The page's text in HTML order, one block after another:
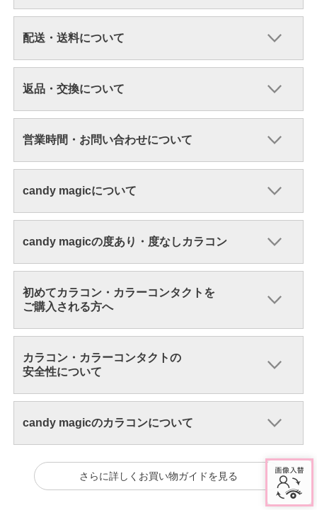
配送・送料について
返品・交換について
営業時間・お問い合わせについて
candy magicについて
candy magicの度あり・度なしカラコン
初めてカラコン・カラーコンタクトを
ご購入される方へ
カラコン・カラーコンタクトの
安全性について
candy magicのカラコンについて
さらに詳しくお買い物ガイドを見る